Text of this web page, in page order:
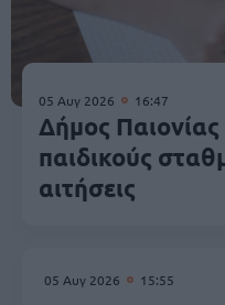
05 Αυγ 2026 16:47
Δήμος
παιδικούς
αιτήσεις
05 Αυγ 2026 15:55